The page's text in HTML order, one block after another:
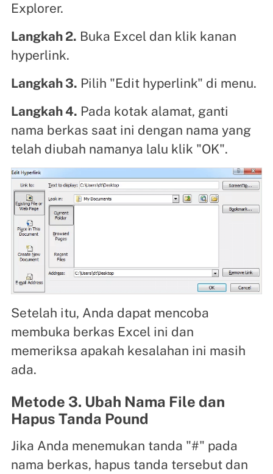
Explorer.
Langkah 2. Buka Excel dan klik kanan
hyperlink.
Langkah 3. Pilih "Edit hyperlink" di menu.
Langkah 4. Pada kotak alamat, ganti
nama berkas saat ini dengan nama yang
telah diubah namanya lalu klik "OK".
Setelah itu, Anda dapat mencoba
membuka berkas Excel ini dan
memeriksa apakah kesalahan ini masih
ada.
Metode 3. Ubah Nama File dan
Hapus Tanda Pound
Jika Anda menemukan tanda "#" pada
nama berkas, hapus tanda tersebut dan